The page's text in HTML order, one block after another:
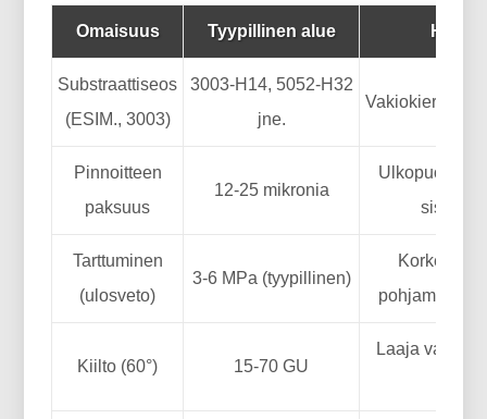
Omaisuus Tyypillinen alue
Substraattiseos
(ESIM., 3003)
3003-H14, 5052-H32
jne.
Pinnoitteen
paksuus
12-25 mikronia
Ulkopuoli:
Tarttuminen
(ulosveto)
3-6 MPa (tyypillinen)
pohjamaali-
Kiilto (60°) 15-70 GU
Laaja